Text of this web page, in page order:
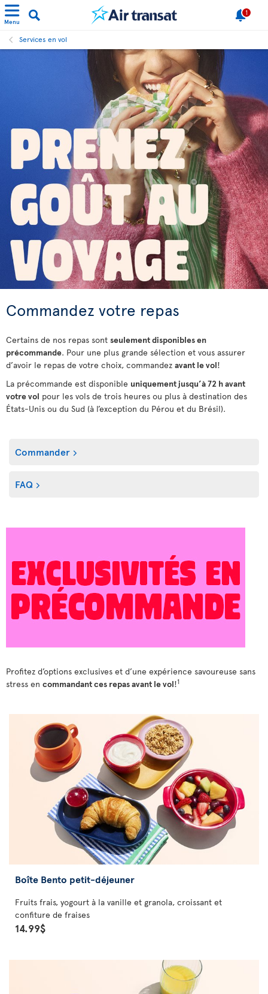
Menu
1
Services en vol
Commandez votre repas
Certains de nos repas sont seulement disponibles en
précommande. Pour une plus grande sélection et vous assurer
d’avoir le repas de votre choix, commandez avant le vol!
La précommande est disponible uniquement jusqu’à 72 h avant
votre vol pour les vols de trois heures ou plus à destination des
États-Unis ou du Sud (à l’exception du Pérou et du Brésil).
Commander
FAQ
Profitez d’options exclusives et d’une expérience savoureuse sans
stress en commandant ces repas avant le vol!1
Boîte Bento petit-déjeuner
Fruits frais, yogourt à la vanille et granola, croissant et
confiture de fraises
14.99$